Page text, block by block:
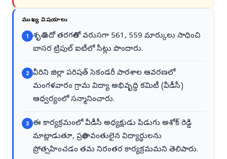
ముఖ్య విషయాలు
1
శృతి పదో తరగతిలో వరుసగా 561, 559 మార్కులు సాధించి
బాసర ట్రిపుల్ ఐటీలో సీట్లు పొందారు.
2
వీరిని జిల్లా పరిషత్ సెకండరీ పాఠశాల ఆవరణలో
మంగళవారం గ్రామ విద్యా అభివృద్ధి కమిటీ (వీడీసీ)
ఆధ్వర్యంలో సన్మానించారు.
3
ఈ కార్యక్రమంలో వీడీసీ అధ్యక్షుడు పిడుగు అశోక్ రెడ్డి
మాట్లాడుతూ, ప్రతిభావంతులైన విద్యార్థులను
ప్రోత్సహించడం తమ నిరంతర కార్యక్రమమని తెలిపారు.